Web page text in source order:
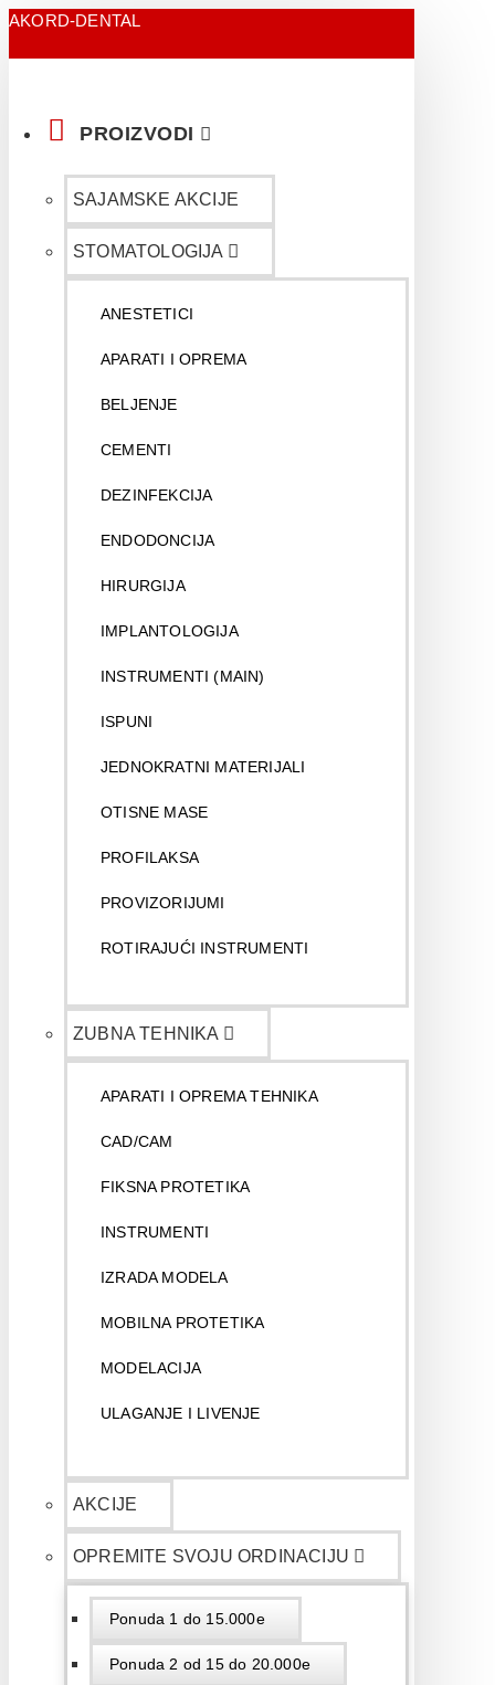
AKORD-DENTAL
PROIZVODI
SAJAMSKE AKCIJE
STOMATOLOGIJA
ANESTETICI
APARATI I OPREMA
BELJENJE
CEMENTI
DEZINFEKCIJA
ENDODONCIJA
HIRURGIJA
IMPLANTOLOGIJA
INSTRUMENTI (MAIN)
ISPUNI
JEDNOKRATNI MATERIJALI
OTISNE MASE
PROFILAKSA
PROVIZORIJUMI
ROTIRAJUĆI INSTRUMENTI
ZUBNA TEHNIKA
APARATI I OPREMA TEHNIKA
CAD/CAM
FIKSNA PROTETIKA
INSTRUMENTI
IZRADA MODELA
MOBILNA PROTETIKA
MODELACIJA
ULAGANJE I LIVENJE
AKCIJE
OPREMITE SVOJU ORDINACIJU
Ponuda 1 do 15.000e
Ponuda 2 od 15 do 20.000e